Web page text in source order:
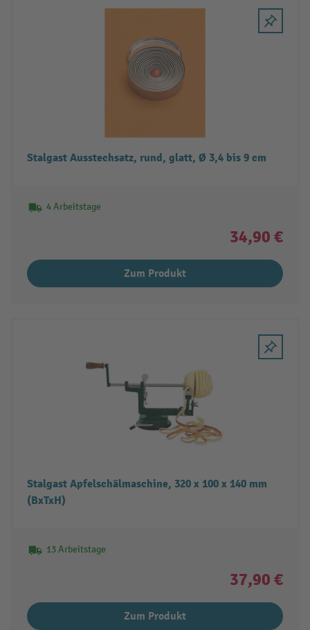
Stalgast Ausstechsatz, rund, glatt, Ø 3,4 bis 9 cm
4 Arbeitstage
34,90 €
Zum Produkt
Stalgast Apfelschälmaschine, 320 x 100 x 140 mm
(BxTxH)
13 Arbeitstage
37,90 €
Zum Produkt